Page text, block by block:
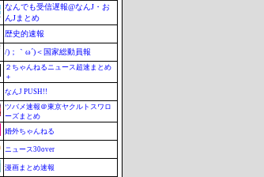
なんでも受信遅報@なんJ・お
んJまとめ
歴史的速報
/)；｀ω´)＜国家総動員報
２ちゃんねるニュース超速まとめ
＋
なんJ PUSH!!
ツバメ速報＠東京ヤクルトスワロ
ーズまとめ
婚外ちゃんねる
ニュース30over
漫画まとめ速報